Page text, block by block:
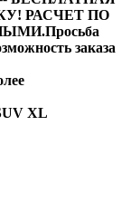
РАСЧЕТ ПО
заказа
XL